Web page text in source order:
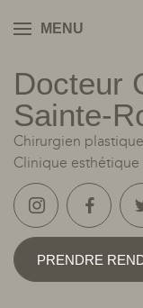
MENU
Docteur
Chirurgien
Clinique esthétique
PRENDRE